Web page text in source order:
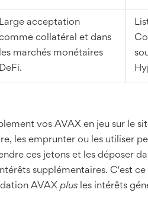
Large acceptation
collatéral et dans
les marchés monétaires
DeFi.
vos AVAX en jeu sur le
les emprunter ou les utiliser
ces jetons et les déposer
supplémentaires. C'est ce
AVAX plus les intérêts